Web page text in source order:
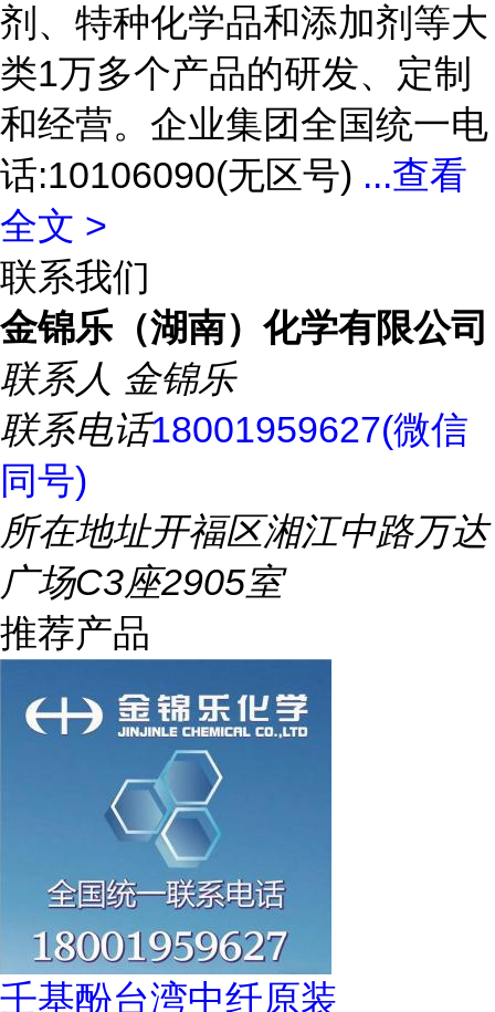
剂、特种化学品和添加剂等大
类1万多个产品的研发、定制
和经营。企业集团全国统一电
话:10106090(无区号) ...查看
全文 >
联系我们
金锦乐（湖南）化学有限公司
联系人 金锦乐
联系电话18001959627(微信
同号)
所在地址开福区湘江中路万达
广场C3座2905室
推荐产品
壬基酚台湾中纤原装